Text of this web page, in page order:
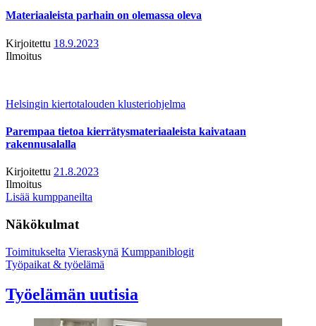
Materiaaleista parhain on olemassa oleva
Kirjoitettu 18.9.2023
Ilmoitus
Helsingin kiertotalouden klusteriohjelma
Parempaa tietoa kierrätysmateriaaleista kaivataan
rakennusalalla
Kirjoitettu 21.8.2023
Ilmoitus
Lisää kumppaneilta
Näkökulmat
Toimitukselta Vieraskynä Kumppaniblogit
Työpaikat & työelämä
Työelämän uutisia